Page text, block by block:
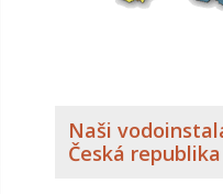
Naši
Česká republika